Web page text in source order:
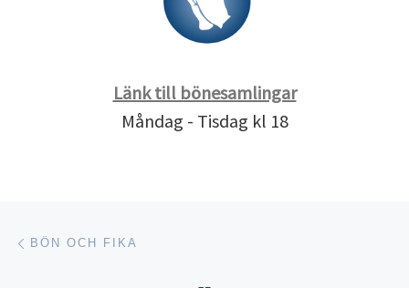
Länk till bönesamlingar
Måndag - Tisdag kl 18
Inläggsnavigering
BÖN OCH FIKA